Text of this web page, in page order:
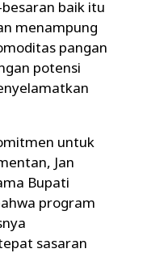
baik itu
menampung
pangan
potensi
untuk
Jan
Bupati
program
sasaran